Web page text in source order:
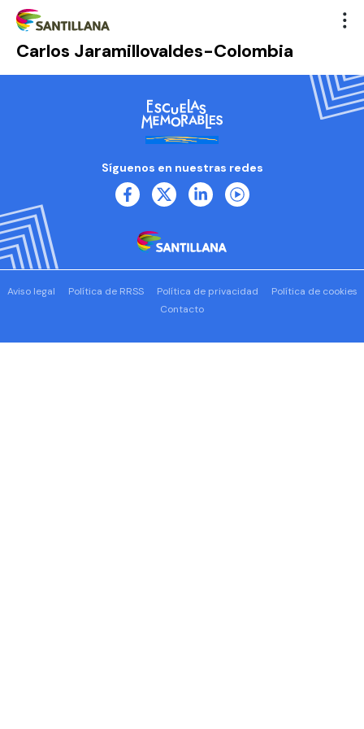
Carlos Jaramillovaldes-Colombia
Síguenos en nuestras redes
Aviso legal Política de RRSS Política de privacidad
Política de cookies
Contacto